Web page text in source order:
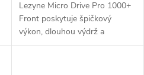
Lezyne Micro Drive Pro 1000+
Front poskytuje špičkový
výkon, dlouhou výdrž a
odolnost vůči nepříznivým